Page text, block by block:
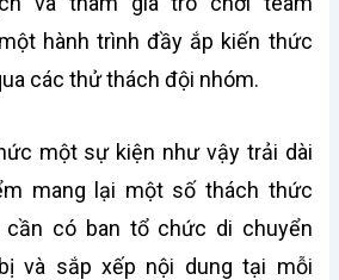
hành trình đầy ắp kiến thức
các thử thách đội nhóm.
một sự kiện như vậy trải dài
mang lại một số thách thức
cần có ban tổ chức di chuyển
và sắp xếp nội dung tại mỗi